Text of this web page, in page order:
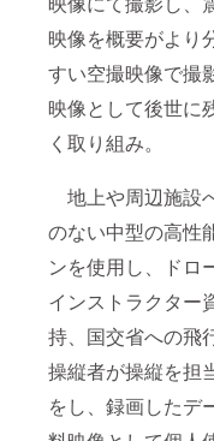
映像を概要がより
すい空撮映像で撮
映像として後世に
く取り組み。
地上や周辺施設
のない中型の高性
ンを使用し、ドロ
インストラクター
持、国交省への飛
操縦者が操縦を担
をし、録画したデ